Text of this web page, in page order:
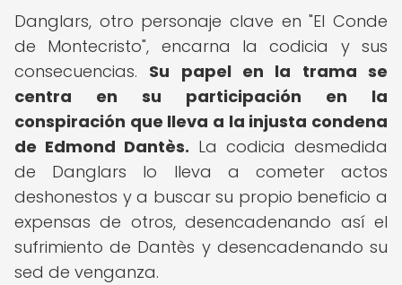
Danglars, otro personaje clave en "El Conde
de Montecristo", encarna la codicia y sus
consecuencias. Su papel en la trama se
centra en su participación en la
conspiración que lleva a la injusta condena
de Edmond Dantès. La codicia desmedida
de Danglars lo lleva a cometer actos
deshonestos y a buscar su propio beneficio a
expensas de otros, desencadenando así el
sufrimiento de Dantès y desencadenando su
sed de venganza.